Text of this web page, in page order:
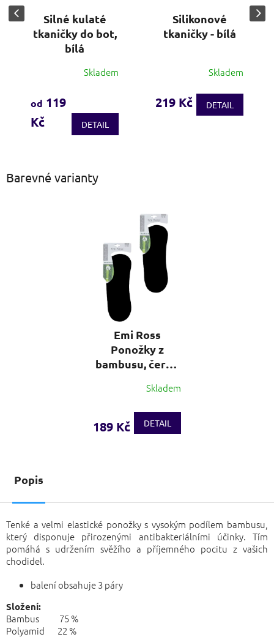
Silné kulaté
tkaničky do bot,
bílá
produktu
je
4,2
Skladem
od 119
Kč
DETAIL
Silikonové
tkaničky - bílá
produktu
je
Skladem
219 Kč DETAIL
Barevné varianty
Emi Ross
Ponožky z
bambusu, černá
Skladem
189 Kč DETAIL
Popis
Tenké a velmi elastické ponožky s vysokým podílem bambusu,
který disponuje přirozenými antibakteriálními účinky. Tím
pomáhá s udržením svěžího a příjemného pocitu z vašich
chodidel.
balení obsahuje 3 páry
Složení:
Bambus 75 %
Polyamid 22 %